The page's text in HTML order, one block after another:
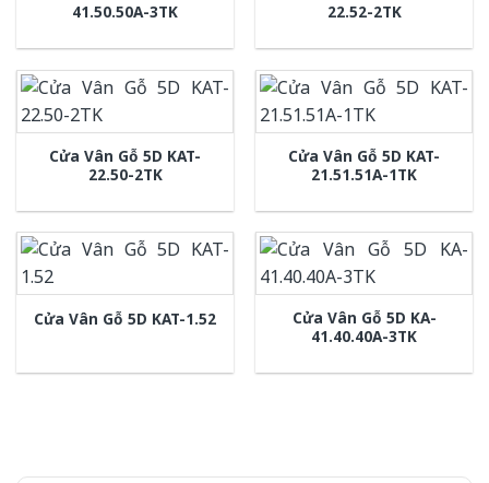
41.50.50A-3TK
22.52-2TK
Cửa Vân Gỗ 5D KAT-
22.50-2TK
Cửa Vân Gỗ 5D KAT-
21.51.51A-1TK
Cửa Vân Gỗ 5D KAT-1.52
Cửa Vân Gỗ 5D KA-
41.40.40A-3TK